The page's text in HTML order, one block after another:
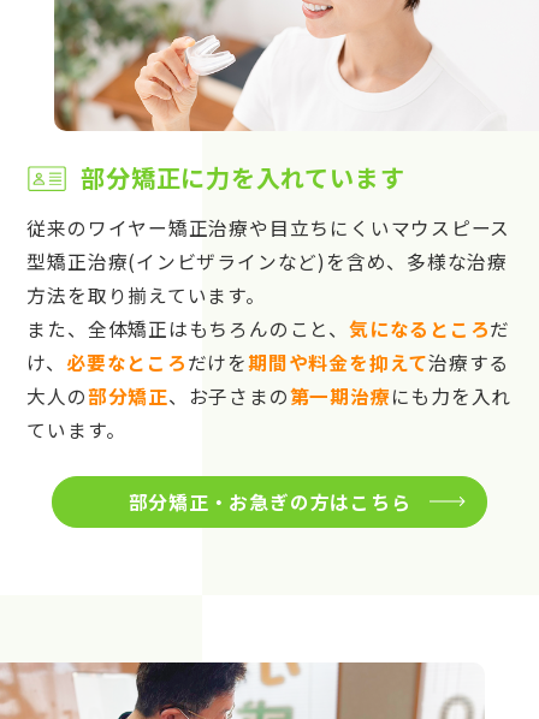
部分矯正に力を入れています
従来のワイヤー矯正治療や目立ちにくいマウスピース
型矯正治療(インビザラインなど)を含め、多様な治療
方法を取り揃えています。
また、全体矯正はもちろんのこと、 気になるところだ
け、 必要なところだけを期間や料金を抑えて治療する
大人の部分矯正、お子さまの第一期治療にも力を入れ
ています。
部分矯正・お急ぎの方はこちら